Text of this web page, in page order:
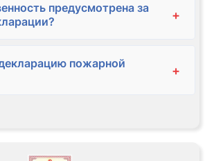
предусмотрена за
+
пожарной
+